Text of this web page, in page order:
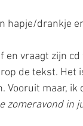
hapje/drankje
vraagt zijn
de tekst. Het
maar, ik
zomeravond in